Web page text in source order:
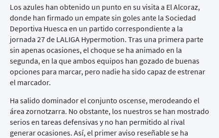
Los azules han obtenido un punto en su visita a El Alcoraz,
donde han firmado un empate sin goles ante la Sociedad
Deportiva Huesca en un partido correspondiente a la
jornada 27 de LALIGA Hypermotion. Tras una primera parte
sin apenas ocasiones, el choque se ha animado en la
segunda, en la que ambos equipos han gozado de buenas
opciones para marcar, pero nadie ha sido capaz de estrenar
el marcador.
Ha salido dominador el conjunto oscense, merodeando el
área zornotzarra. No obstante, los nuestros se han mostrado
serios en tareas defensivas y no han permitido al rival
generar ocasiones. Así, el primer aviso reseñable se ha